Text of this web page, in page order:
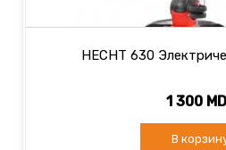
HECHT 630
1 300
В